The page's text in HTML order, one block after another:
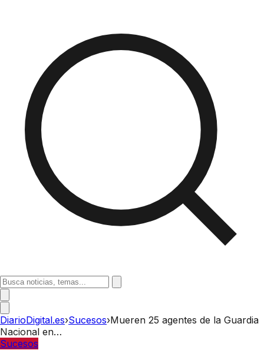
DiarioDigital.es›Sucesos›Mueren 25 agentes de la Guardia
Nacional en…
Sucesos